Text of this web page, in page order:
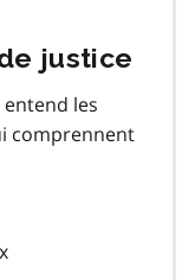
justice
entend les
comprennent